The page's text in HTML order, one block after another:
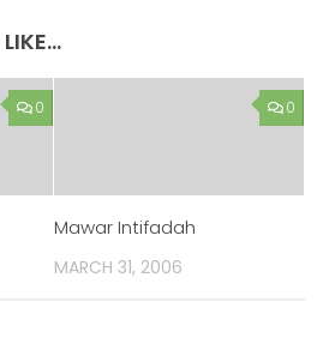
0 0
Mawar Intifadah
MARCH 31, 2006